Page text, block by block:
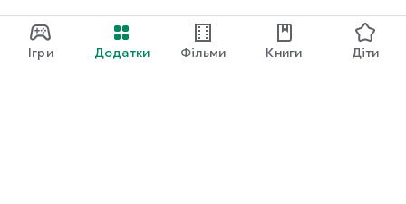
Ігри Додатки Фільми Книги Діти